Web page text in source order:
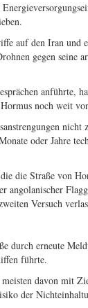
auf den Iran und
gegen seine
anführte,
noch weit
nicht
oder Jahre
die Straße von
angolanischer
Versuch
durch erneute
führte.
davon mit
der